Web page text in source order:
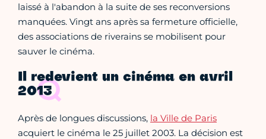
laissé à l'abandon à la suite de ses reconversions
manquées. Vingt ans après sa fermeture officielle,
des associations de riverains se mobilisent pour
sauver le cinéma.
Il redevient un cinéma en avril
2013
Après de longues discussions, la Ville de Paris
acquiert le cinéma le 25 juillet 2003. La décision est